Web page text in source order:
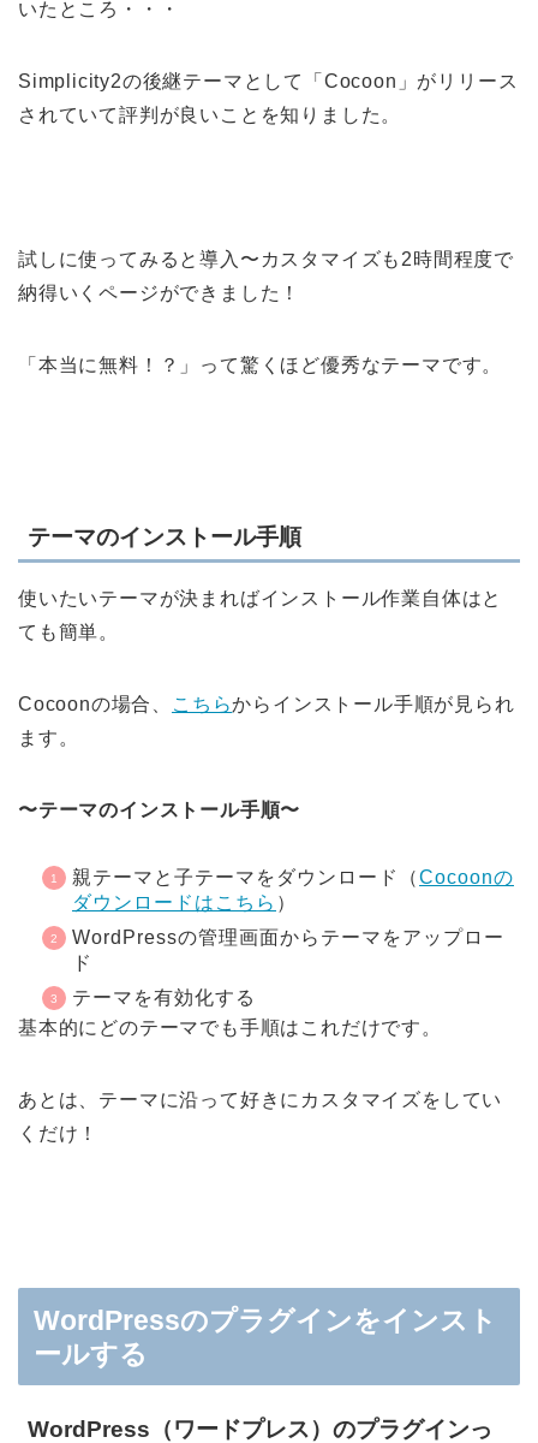
いたところ・・・
Simplicity2の後継テーマとして「Cocoon」がリリース
されていて評判が良いことを知りました。
試しに使ってみると導入〜カスタマイズも2時間程度で
納得いくページができました！
「本当に無料！？」って驚くほど優秀なテーマです。
テーマのインストール手順
使いたいテーマが決まればインストール作業自体はと
ても簡単。
Cocoonの場合、 こちらからインストール手順が見られ
ます。
〜テーマのインストール手順〜
親テーマと子テーマをダウンロード（Cocoonの
ダウンロードはこちら ）
WordPressの管理画面からテーマをアップロー
ド
テーマを有効化する
基本的にどのテーマでも手順はこれだけです。
あとは、テーマに沿って好きにカスタマイズをしてい
くだけ！
WordPressのプラグインをインスト
ールする
WordPress（ワードプレス）のプラグインっ